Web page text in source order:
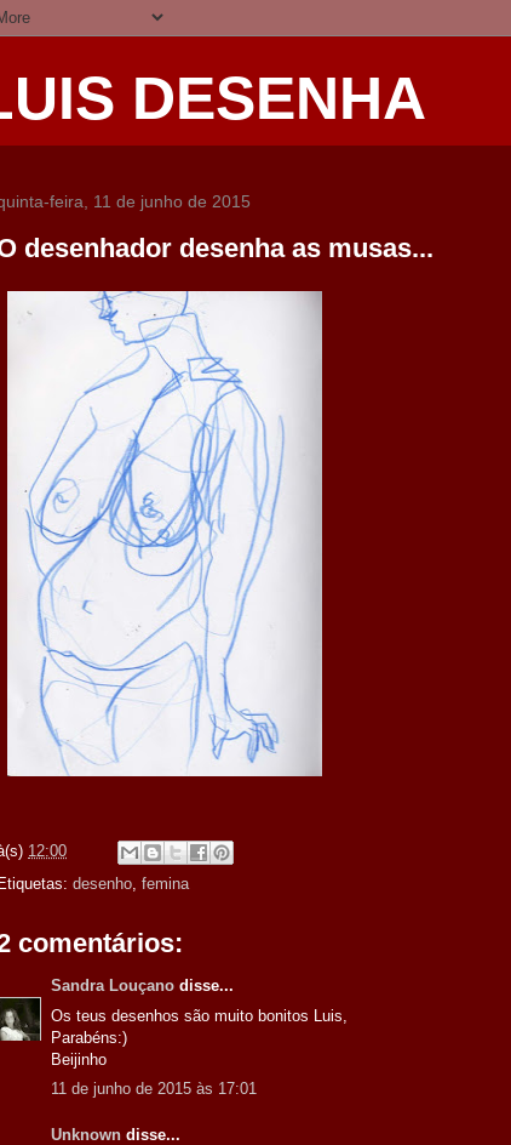
DESENHA
feira, 11 de junho de 2015
desenhador desenha as musas...
12:00
Etiquetas: desenho, femina
comentários:
Sandra Louçano disse...
Os teus desenhos são muito bonitos Luis,
Parabéns:)
Beijinho
11 de junho de 2015 às 17:01
Unknown disse...